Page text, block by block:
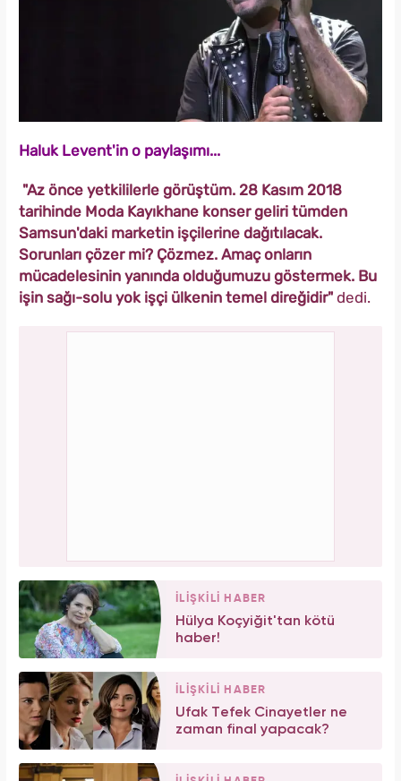
Haluk Levent'in o paylaşımı...
"Az önce yetkililerle görüştüm. 28 Kasım 2018
tarihinde Moda Kayıkhane konser geliri tümden
Samsun'daki marketin işçilerine dağıtılacak.
Sorunları çözer mi? Çözmez. Amaç onların
mücadelesinin yanında olduğumuzu göstermek. Bu
işin sağı-solu yok işçi ülkenin temel direğidir" dedi.
İLİŞKİLİ HABER
Hülya Koçyiğit'tan kötü
haber!
İLİŞKİLİ HABER
Ufak Tefek Cinayetler ne
zaman final yapacak?